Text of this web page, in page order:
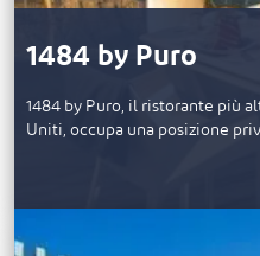
1484 by Puro
1484 by Puro, il ristorante più
Uniti, occupa una posizione